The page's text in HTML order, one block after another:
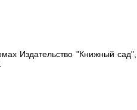
Издательство "Книжный сад",